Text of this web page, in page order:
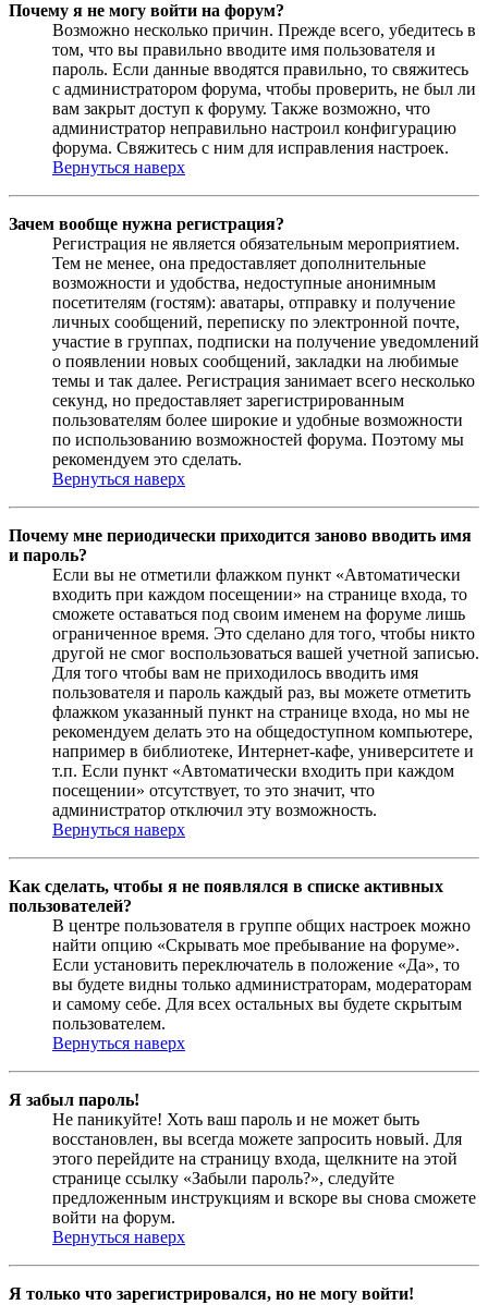
Почему я не могу войти на форум?
Возможно несколько причин. Прежде всего, убедитесь в
том, что вы правильно вводите имя пользователя и
пароль. Если данные вводятся правильно, то свяжитесь
с администратором форума, чтобы проверить, не был ли
вам закрыт доступ к форуму. Также возможно, что
администратор неправильно настроил конфигурацию
форума. Свяжитесь с ним для исправления настроек.
Вернуться наверх
Зачем вообще нужна регистрация?
Регистрация не является обязательным мероприятием.
Тем не менее, она предоставляет дополнительные
возможности и удобства, недоступные анонимным
посетителям (гостям): аватары, отправку и получение
личных сообщений, переписку по электронной почте,
участие в группах, подписки на получение уведомлений
о появлении новых сообщений, закладки на любимые
темы и так далее. Регистрация занимает всего несколько
секунд, но предоставляет зарегистрированным
пользователям более широкие и удобные возможности
по использованию возможностей форума. Поэтому мы
рекомендуем это сделать.
Вернуться наверх
Почему мне периодически приходится заново вводить имя
и пароль?
Если вы не отметили флажком пункт «Автоматически
входить при каждом посещении» на странице входа, то
сможете оставаться под своим именем на форуме лишь
ограниченное время. Это сделано для того, чтобы никто
другой не смог воспользоваться вашей учетной записью.
Для того чтобы вам не приходилось вводить имя
пользователя и пароль каждый раз, вы можете отметить
флажком указанный пункт на странице входа, но мы не
рекомендуем делать это на общедоступном компьютере,
например в библиотеке, Интернет-кафе, университете и
т.п. Если пункт «Автоматически входить при каждом
посещении» отсутствует, то это значит, что
администратор отключил эту возможность.
Вернуться наверх
Как сделать, чтобы я не появлялся в списке активных
пользователей?
В центре пользователя в группе общих настроек можно
найти опцию «Скрывать мое пребывание на форуме».
Если установить переключатель в положение «Да», то
вы будете видны только администраторам, модераторам
и самому себе. Для всех остальных вы будете скрытым
пользователем.
Вернуться наверх
Я забыл пароль!
Не паникуйте! Хоть ваш пароль и не может быть
восстановлен, вы всегда можете запросить новый. Для
этого перейдите на страницу входа, щелкните на этой
странице ссылку «Забыли пароль?», следуйте
предложенным инструкциям и вскоре вы снова сможете
войти на форум.
Вернуться наверх
Я только что зарегистрировался, но не могу войти!